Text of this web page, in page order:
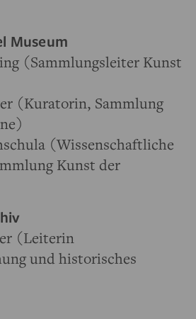
Museum
(Sammlungsleiter Kunst
(Kuratorin, Sammlung
(Wissenschaftliche
Kunst der
(Leiterin
und historisches